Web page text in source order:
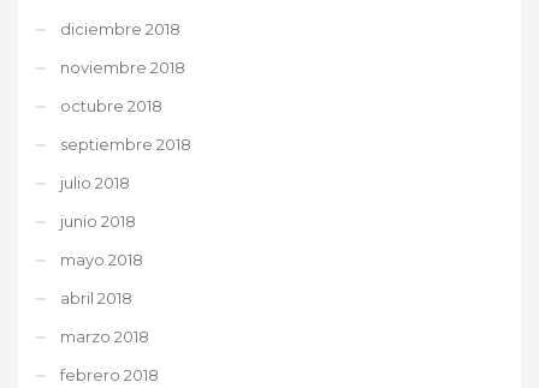
diciembre 2018
noviembre 2018
octubre 2018
septiembre 2018
julio 2018
junio 2018
mayo 2018
abril 2018
marzo 2018
febrero 2018